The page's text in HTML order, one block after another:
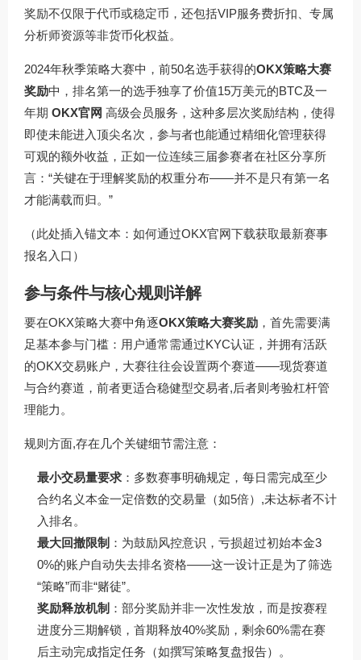
奖励不仅限于代币或稳定币，还包括VIP服务费折扣、专属
分析师资源等非货币化权益。
2024年秋季策略大赛中，前50名选手获得的OKX策略大赛
奖励中，排名第一的选手独享了价值15万美元的BTC及一
年期 OKX官网 高级会员服务，这种多层次奖励结构，使得
即使未能进入顶尖名次，参与者也能通过精细化管理获得
可观的额外收益，正如一位连续三届参赛者在社区分享所
言：“关键在于理解奖励的权重分布——并不是只有第一名
才能满载而归。”
（此处插入锚文本：如何通过OKX官网下载获取最新赛事
报名入口）
参与条件与核心规则详解
要在OKX策略大赛中角逐OKX策略大赛奖励 ，首先需要满
足基本参与门槛：用户通常需通过KYC认证，并拥有活跃
的OKX交易账户，大赛往往会设置两个赛道——现货赛道
与合约赛道，前者更适合稳健型交易者,后者则考验杠杆管
理能力。
规则方面,存在几个关键细节需注意：
最小交易量要求 ：多数赛事明确规定，每日需完成至少
合约名义本金一定倍数的交易量（如5倍）,未达标者不计
入排名。
最大回撤限制 ：为鼓励风控意识，亏损超过初始本金3
0%的账户自动失去排名资格——这一设计正是为了筛选
“策略”而非“赌徒”。
奖励释放机制 ：部分奖励并非一次性发放，而是按赛程
进度分三期解锁，首期释放40%奖励，剩余60%需在赛
后主动完成指定任务（如撰写策略复盘报告）。